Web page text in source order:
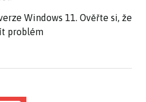
Windows 11. Ověřte si, že
problém